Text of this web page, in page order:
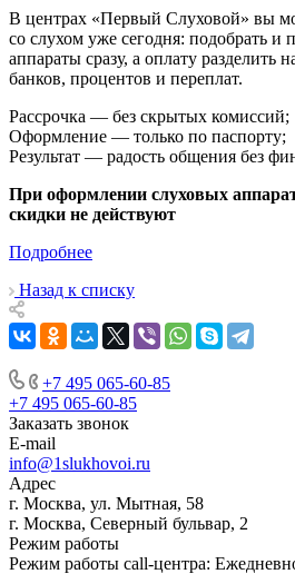
В центрах «Первый Слуховой» вы
со слухом уже сегодня: подобрать и
аппараты сразу, а оплату разделить
банков, процентов и переплат.
Рассрочка — без скрытых комиссий;
Оформление — только по паспорту;
Результат — радость общения без
При оформлении слуховых
скидки не действуют
Подробнее
Назад к списку
+7 495 065-60-85
+7 495 065-60-85
Заказать звонок
E-mail
info@1slukhovoi.ru
Адрес
г. Москва, ул. Мытная, 58
г. Москва, Северный бульвар, 2
Режим работы
Режим работы call-центра: